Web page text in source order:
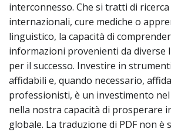
interconnesso. Che si tratti di ricerca
internazionali, cure mediche o
linguistico, la capacità di
informazioni provenienti da diverse
per il successo. Investire in
affidabili e, quando necessario,
professionisti, è un investimento
nella nostra capacità di prosperare
globale. La traduzione di PDF non è